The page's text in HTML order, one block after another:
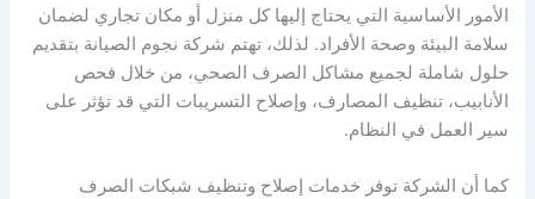
الأمور الأساسية التي يحتاج إليها كل منزل أو مكان تجاري لضمان
سلامة البيئة وصحة الأفراد. لذلك، تهتم شركة نجوم الصيانة بتقديم
حلول شاملة لجميع مشاكل الصرف الصحي، من خلال فحص
الأنابيب، تنظيف المصارف، وإصلاح التسريبات التي قد تؤثر على
سير العمل في النظام.
كما أن الشركة توفر خدمات إصلاح وتنظيف شبكات الصرف